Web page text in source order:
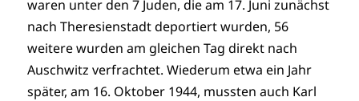
waren unter den 7 Juden, die am 17. Juni zunächst
nach Theresienstadt deportiert wurden, 56
weitere wurden am gleichen Tag direkt nach
Auschwitz verfrachtet. Wiederum etwa ein Jahr
später, am 16. Oktober 1944, mussten auch Karl